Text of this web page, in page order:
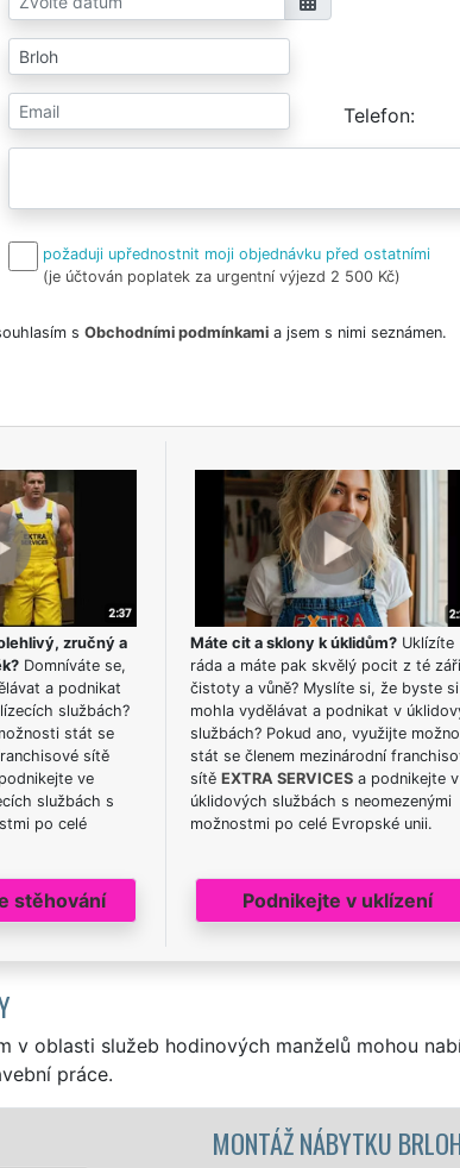
Telefon
požaduji upřednostnit moji objednávku před ostatními
(je účtován poplatek za urgentní výjezd 2 500 Kč)
s Obchodními podmínkamia jsem s nimi seznámen.
zručný a
Domníváte se,
a podnikat
službách?
stát se
sítě
ve
službách s
po celé
stěhování
Máte cit a sklony k úklidům?Uklízíte
ráda a máte pak skvělý pocit z té
čistoty a vůně? Myslíte si, že byste si
mohla vydělávat a podnikat v
službách? Pokud ano, využijte
stát se členem mezinárodní
sítě EXTRA SERVICESa podnikejte v
úklidových službách s neomezenými
možnostmi po celé Evropské unii.
Podnikejte v uklízení
v oblasti služeb hodinových manželů mohou
práce.
MONTÁŽ NÁBYTKU BRLOH